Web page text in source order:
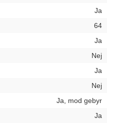
Ja
64
Ja
Nej
Ja
Nej
Ja, mod gebyr
Ja